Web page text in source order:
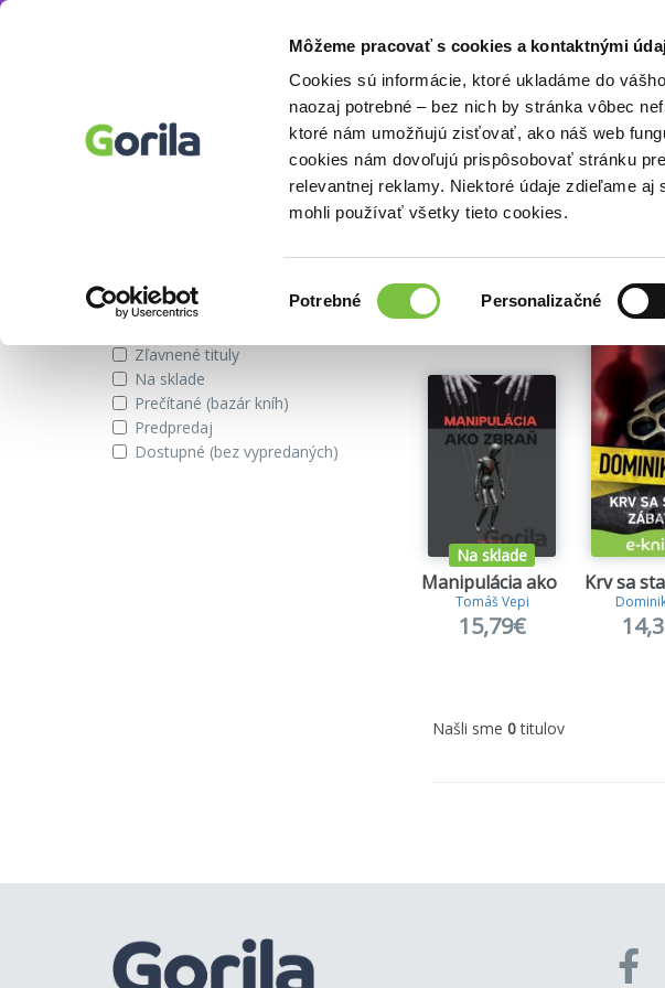
Môžeme pracovať s cookies a kontaktnými
Cookies sú informácie, ktoré ukladáme do
naozaj potrebné – bez nich by stránka vôbec
ktoré nám umožňujú zisťovať, ako náš web
cookies nám dovoľujú prispôsobovať stránku
relevantnej reklamy. Niektoré údaje zdieľame
mohli používať všetky tieto cookies.
súhlasu
Potrebné Personalizačné
Georges Conchon
Knihy autora Georges Conchon
Zobraziť iba
Zľavnené tituly
Na sklade
Prečítané (bazár kníh)
Predpredaj
Dostupné (bez vypredaných)
Vybrané pre teba
Na sklade
Manipulácia ako zbraň
Tomáš Vepi
15,79€
Krv sa
Našli sme 0titulov